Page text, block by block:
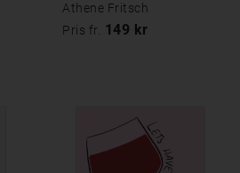
Athene Fritsch
Pris fr. 149 kr